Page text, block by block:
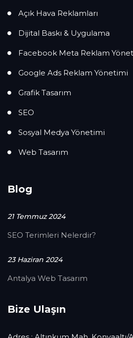
Açık Hava Reklamları
Dijital Baskı & Uygulama
Facebook Meta Reklam
Google Ads Reklam Yönetimi
Grafik Tasarım
SEO
Sosyal Medya Yönetimi
Web Tasarım
Blog
21 Temmuz 2024
SEO Terimleri Nelerdir?
23 Haziran 2024
Antalya Web Tasarım
Bize Ulaşın